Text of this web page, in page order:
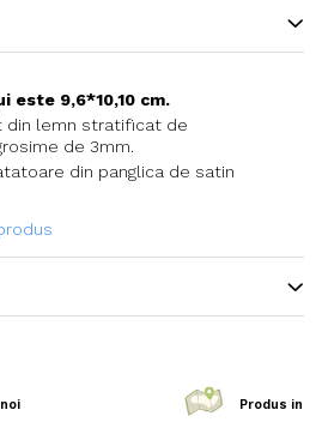
este 9,6*10,10 cm.
din lemn stratificat de
de 3mm.
din panglica de satin
Produs in